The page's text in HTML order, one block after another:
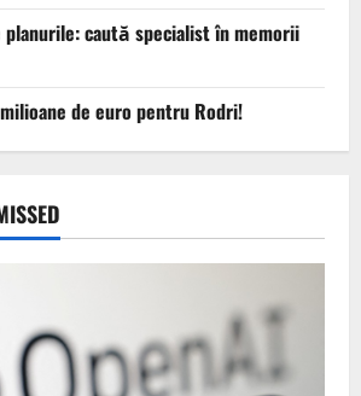
planurile: caută specialist în memorii
de euro pentru Rodri!